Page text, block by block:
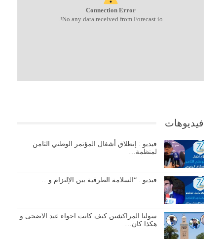
Connection Error
No any data received from Forecast.io!.
فيديوهات
فيديو : إنطلاق أشغال المؤتمر الوطني الثامن
لمنظمة…
فيديو : “السلامة الطرقية بين الإلتزام و…
سولنا المراكشين كيف كانت اجواء عيد الاضحى و
هكذا كان…